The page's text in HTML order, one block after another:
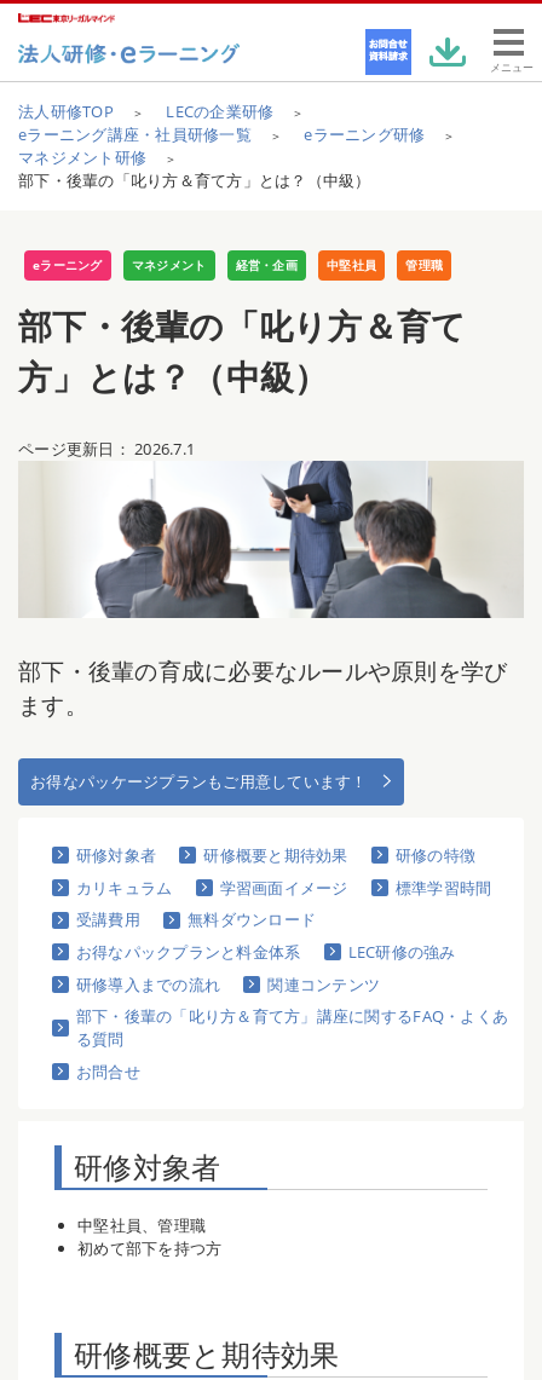
メニュー
法人研修TOP
LECの企業研修
eラーニング講座・社員研修一覧
eラーニング研修
マネジメント研修
部下・後輩の「叱り方＆育て方」とは？（中級）
eラーニング マネジメント 経営・企画 中堅社員 管理職
部下・後輩の「叱り方＆育て
方」とは？（中級）
ページ更新日：2026.7.1
部下・後輩の育成に必要なルールや原則を学び
ます。
お得なパッケージプランもご用意しています！
研修対象者 研修概要と期待効果
研修の特徴
カリキュラム
学習画面イメージ
標準学習時間
受講費用
無料ダウンロード
お得なパックプランと料金体系
LEC研修の強み
研修導入までの流れ
関連コンテンツ
部下・後輩の「叱り方＆育て方」講座に関するFAQ・よくあ
る質問
お問合せ
研修対象者
中堅社員、管理職
初めて部下を持つ方
研修概要と期待効果